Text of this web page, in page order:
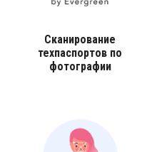
Сканирование
техпаспортов по
фотографии